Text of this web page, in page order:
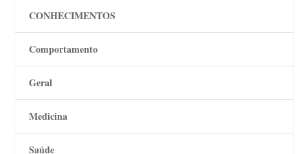
CONHECIMENTOS
Comportamento
Geral
Medicina
Saúde